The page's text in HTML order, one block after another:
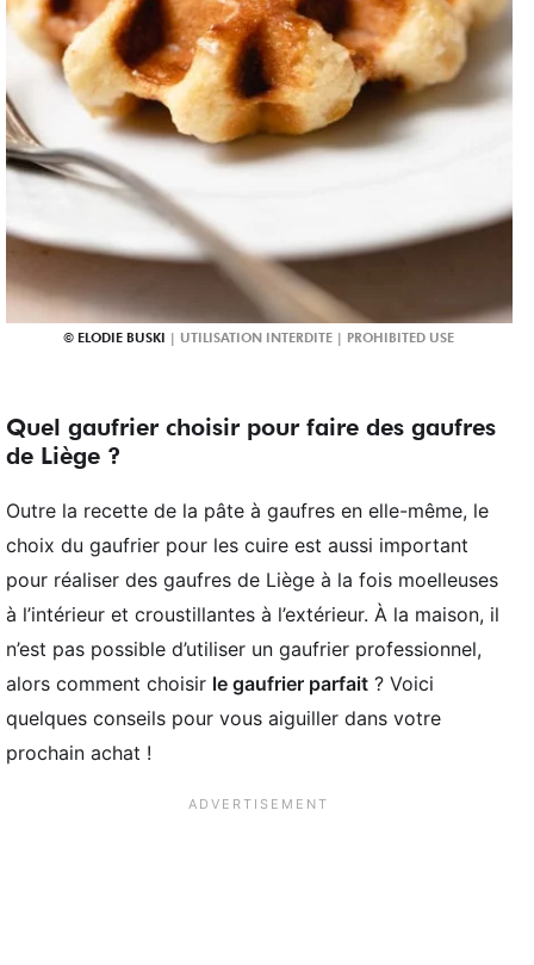
ELODIE BUSKI
Quel gaufrier choisir pour faire des gaufres
de Liège ?
Outre la recette de la pâte à gaufres en elle-même, le
choix du gaufrier pour les cuire est aussi important
pour réaliser des gaufres de Liège à la fois moelleuses
à l’intérieur et croustillantes à l’extérieur. À la maison, il
n’est pas possible d’utiliser un gaufrier professionnel,
alors comment choisir le gaufrier parfait ? Voici
quelques conseils pour vous aiguiller dans votre
prochain achat !